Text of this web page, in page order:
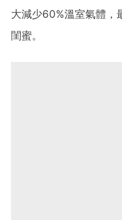
大減少60%溫室氣體，
閨蜜。